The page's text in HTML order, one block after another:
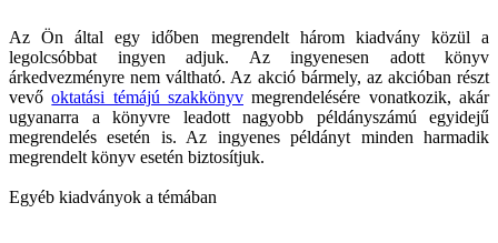
Az Ön által egy időben megrendelt három kiadvány közül a
legolcsóbbat ingyen adjuk. Az ingyenesen adott könyv
árkedvezményre nem váltható. Az akció bármely, az akcióban részt
vevőoktatási témájú szakkönyv megrendelésére vonatkozik, akár
ugyanarra a könyvre leadott nagyobb példányszámú egyidejű
megrendelés esetén is. Az ingyenes példányt minden harmadik
megrendelt könyv esetén biztosítjuk.
Egyéb kiadványok a témában